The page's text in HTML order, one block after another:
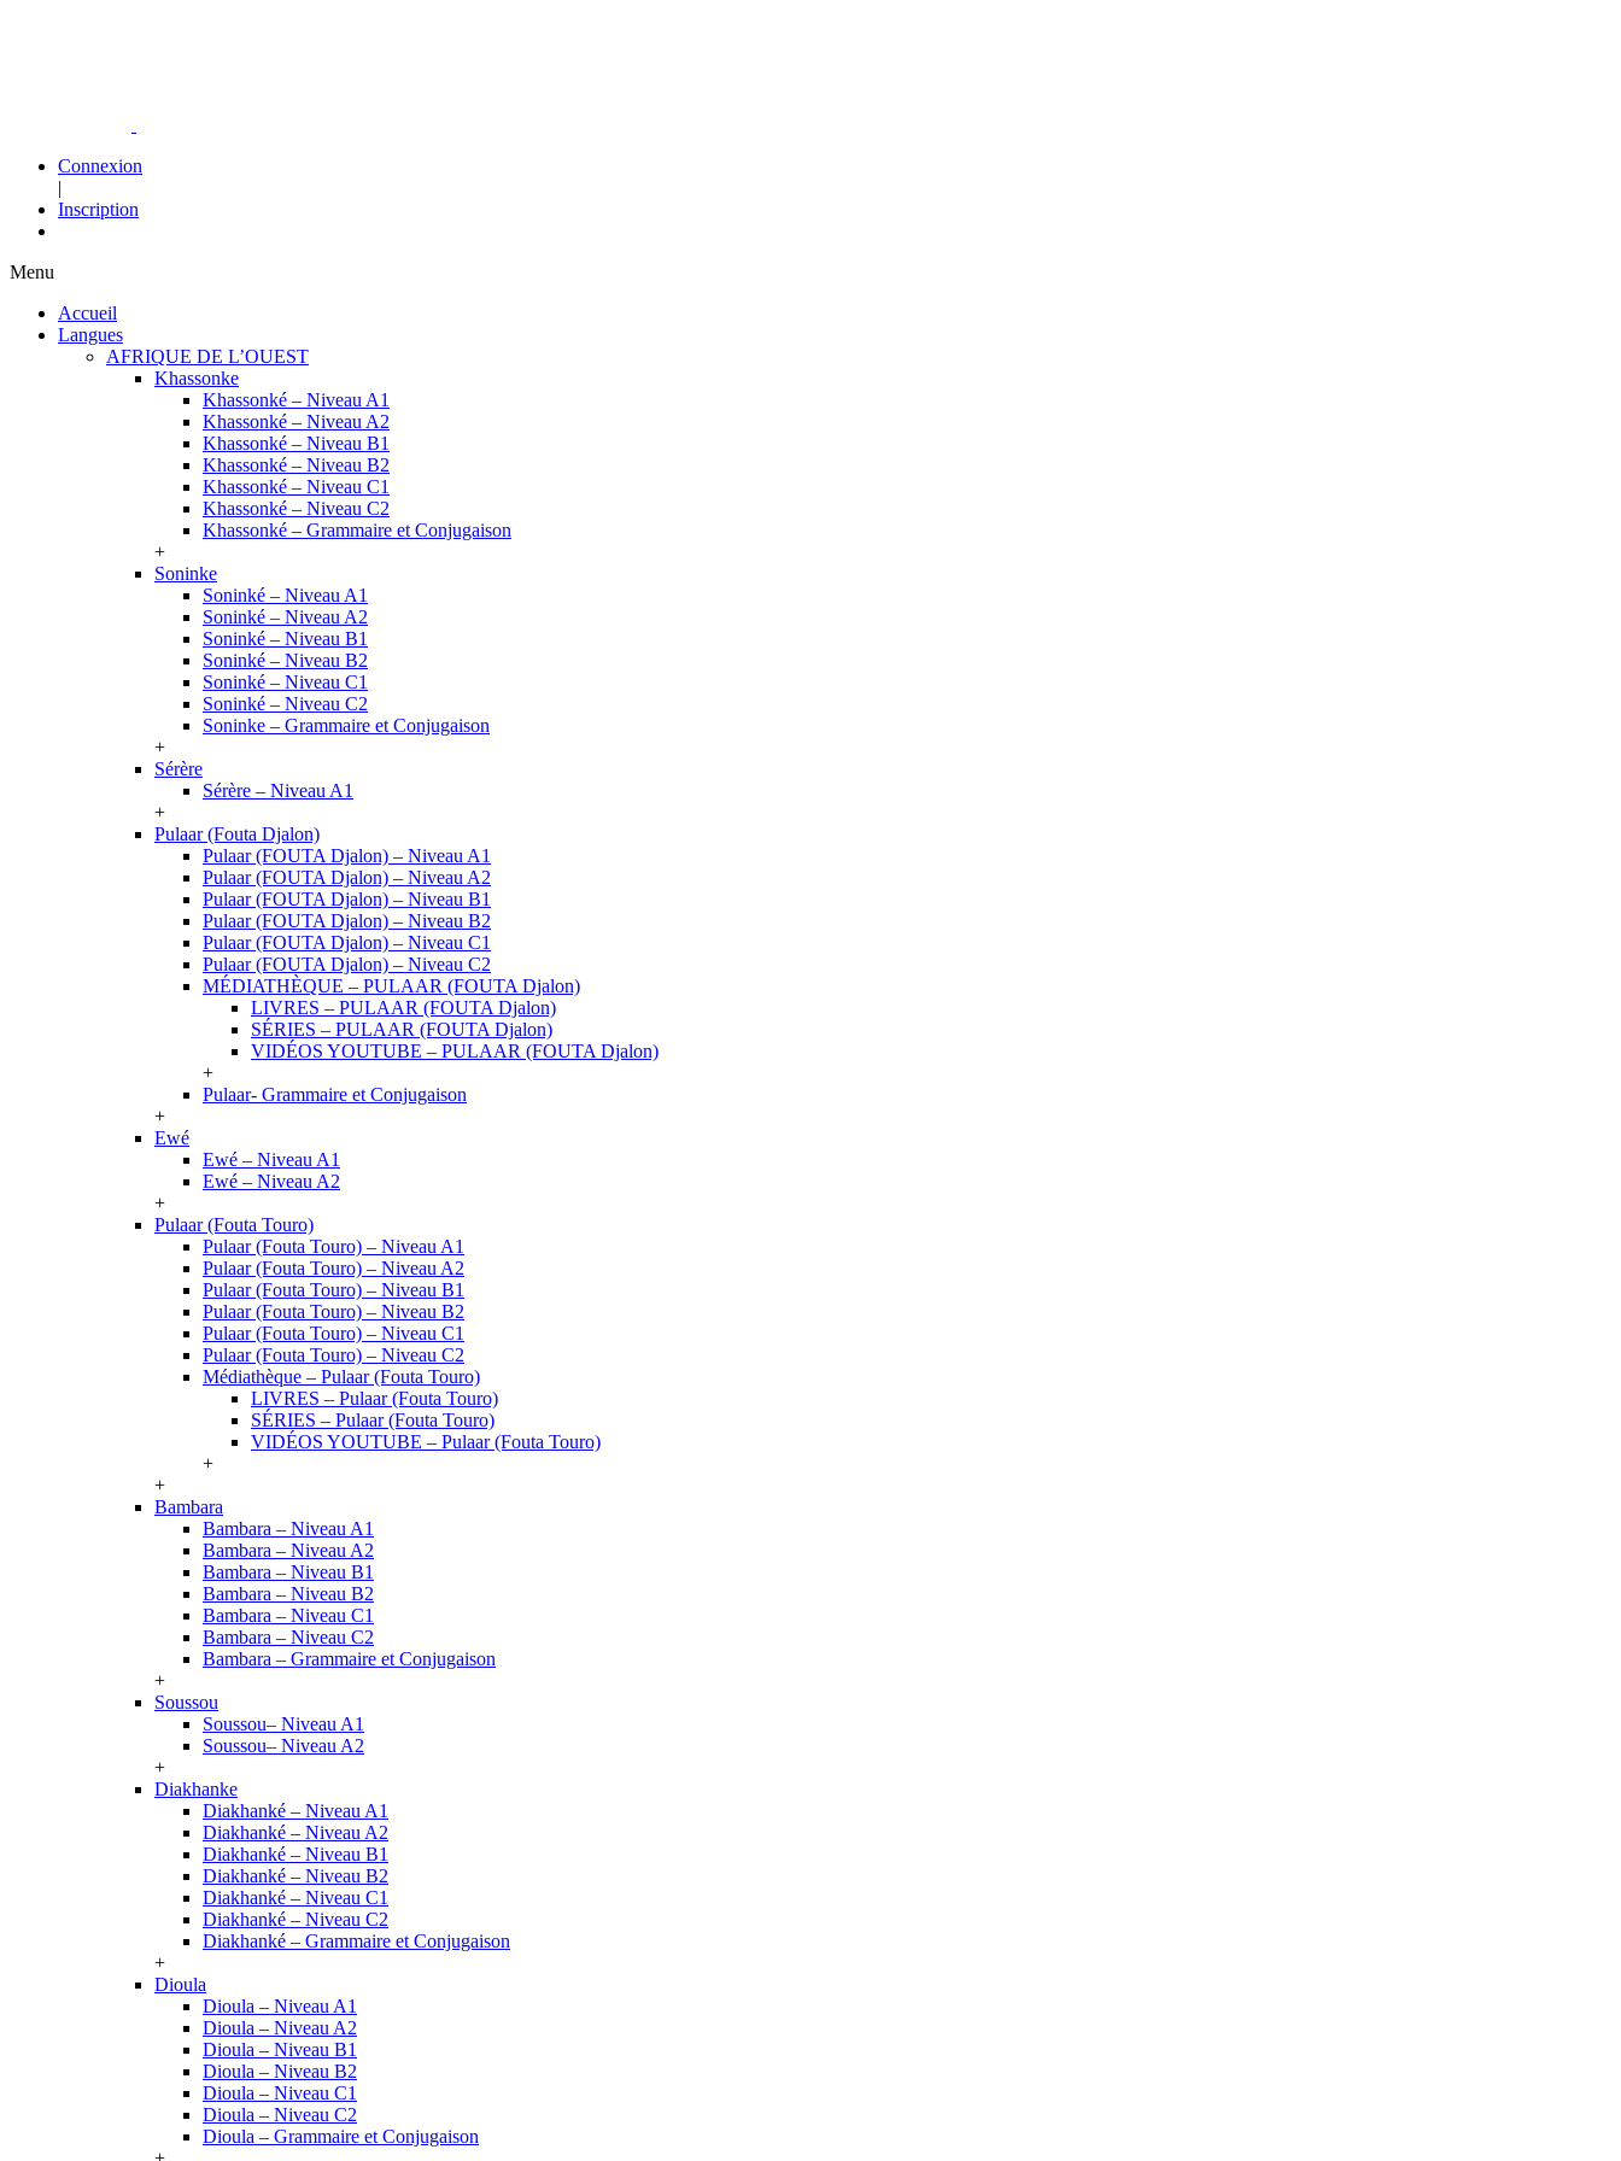
Connexion
|
Inscription
Menu
Accueil
Langues
AFRIQUE DE L’OUEST
Khassonke
Khassonké – Niveau A1
Khassonké – Niveau A2
Khassonké – Niveau B1
Khassonké – Niveau B2
Khassonké – Niveau C1
Khassonké – Niveau C2
Khassonké – Grammaire et Conjugaison
+
Soninke
Soninké – Niveau A1
Soninké – Niveau A2
Soninké – Niveau B1
Soninké – Niveau B2
Soninké – Niveau C1
Soninké – Niveau C2
Soninke – Grammaire et Conjugaison
+
Sérère
Sérère – Niveau A1
+
Pulaar (Fouta Djalon)
Pulaar (FOUTA Djalon) – Niveau A1
Pulaar (FOUTA Djalon) – Niveau A2
Pulaar (FOUTA Djalon) – Niveau B1
Pulaar (FOUTA Djalon) – Niveau B2
Pulaar (FOUTA Djalon) – Niveau C1
Pulaar (FOUTA Djalon) – Niveau C2
MÉDIATHÈQUE – PULAAR (FOUTA Djalon)
LIVRES – PULAAR (FOUTA Djalon)
SÉRIES – PULAAR (FOUTA Djalon)
VIDÉOS YOUTUBE – PULAAR (FOUTA Djalon)
+
Pulaar- Grammaire et Conjugaison
+
Ewé
Ewé – Niveau A1
Ewé – Niveau A2
+
Pulaar (Fouta Touro)
Pulaar (Fouta Touro) – Niveau A1
Pulaar (Fouta Touro) – Niveau A2
Pulaar (Fouta Touro) – Niveau B1
Pulaar (Fouta Touro) – Niveau B2
Pulaar (Fouta Touro) – Niveau C1
Pulaar (Fouta Touro) – Niveau C2
Médiathèque – Pulaar (Fouta Touro)
LIVRES – Pulaar (Fouta Touro)
SÉRIES – Pulaar (Fouta Touro)
VIDÉOS YOUTUBE – Pulaar (Fouta Touro)
+
+
Bambara
Bambara – Niveau A1
Bambara – Niveau A2
Bambara – Niveau B1
Bambara – Niveau B2
Bambara – Niveau C1
Bambara – Niveau C2
Bambara – Grammaire et Conjugaison
+
Soussou
Soussou– Niveau A1
Soussou– Niveau A2
+
Diakhanke
Diakhanké – Niveau A1
Diakhanké – Niveau A2
Diakhanké – Niveau B1
Diakhanké – Niveau B2
Diakhanké – Niveau C1
Diakhanké – Niveau C2
Diakhanké – Grammaire et Conjugaison
+
Dioula
Dioula – Niveau A1
Dioula – Niveau A2
Dioula – Niveau B1
Dioula – Niveau B2
Dioula – Niveau C1
Dioula – Niveau C2
Dioula – Grammaire et Conjugaison